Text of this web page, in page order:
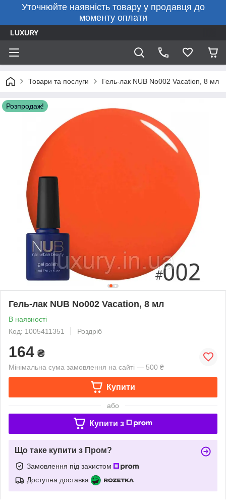
Уточнюйте наявність товару у продавця до
моменту оплати
LUXURY
Товари та послуги Гель-лак NUB No002 Vacation, 8 мл
Розпродаж!
Гель-лак NUB No002 Vacation, 8 мл
В наявності
Код: 1005411351
Роздріб
164 ₴
Мінімальна сума замовлення на сайті — 500 ₴
Купити
або
Купити з
Що таке купити з Пром?
Замовлення під захистом
Доступна доставка